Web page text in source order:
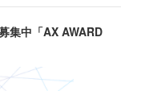
集中「AX AWARD